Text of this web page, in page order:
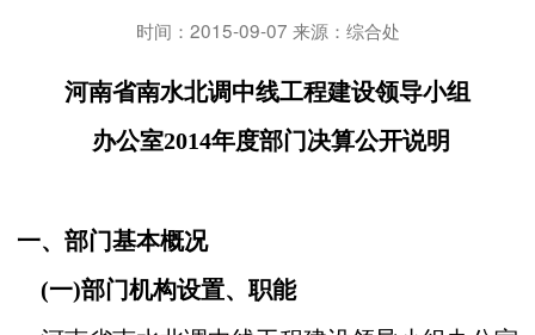
时间：2015-09-07 来源：综合处
河南省南水北调中线工程建设领导小组
办公室2014年度部门决算公开说明
一、部门基本概况
(一)部门机构设置、职能